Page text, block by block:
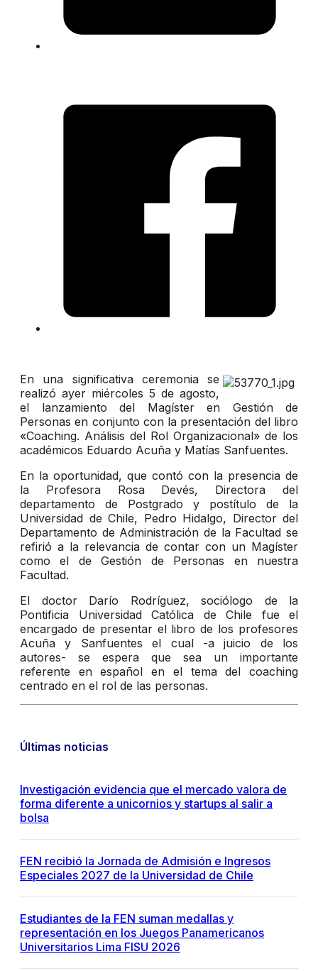
En una significativa ceremonia se
realizó ayer miércoles 5 de agosto,
el lanzamiento del Magíster en Gestión de
Personas en conjunto con la presentación del libro
«Coaching. Análisis del Rol Organizacional» de los
académicos Eduardo Acuña y Matías Sanfuentes.
En la oportunidad, que contó con la presencia de
la Profesora Rosa Devés, Directora del
departamento de Postgrado y postítulo de la
Universidad de Chile, Pedro Hidalgo, Director del
Departamento de Administración de la Facultad se
refirió a la relevancia de contar con un Magíster
como el de Gestión de Personas en nuestra
Facultad.
El doctor Darío Rodríguez, sociólogo de la
Pontificia Universidad Católica de Chile fue el
encargado de presentar el libro de los profesores
Acuña y Sanfuentes el cual -a juicio de los
autores- se espera que sea un importante
referente en español en el tema del coaching
centrado en el rol de las personas.
Últimas noticias
Investigación evidencia que el mercado valora de
forma diferente a unicornios y startups al salir a
bolsa
FEN recibió la Jornada de Admisión e Ingresos
Especiales 2027 de la Universidad de Chile
Estudiantes de la FEN suman medallas y
representación en los Juegos Panamericanos
Universitarios Lima FISU 2026